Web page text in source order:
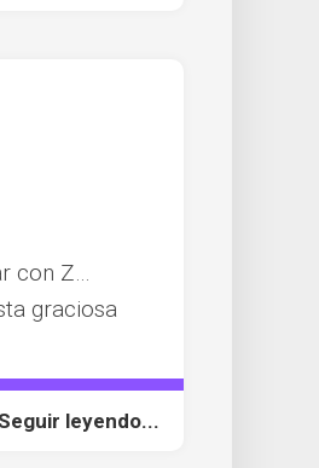
con Z…
graciosa
leyendo...